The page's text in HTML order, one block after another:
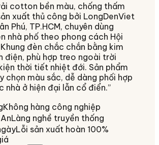
cotton bền màu, chống thấm
xuất thủ công bởi LongDenViet
Phú, TP.HCM, chuyên dùng
nhà phố theo phong cách Hội
đèn chắc chắn bằng kim
điện, phù hợp treo ngoài trời
thời tiết nhiệt đới. Sản phẩm
chọn màu sắc, dễ dàng phối hợp
nhà ở hiện đại lẫn cổ điển.”
Không hàng công nghiệp
Làng nghề truyền thống
Lỗi sản xuất hoàn 100%